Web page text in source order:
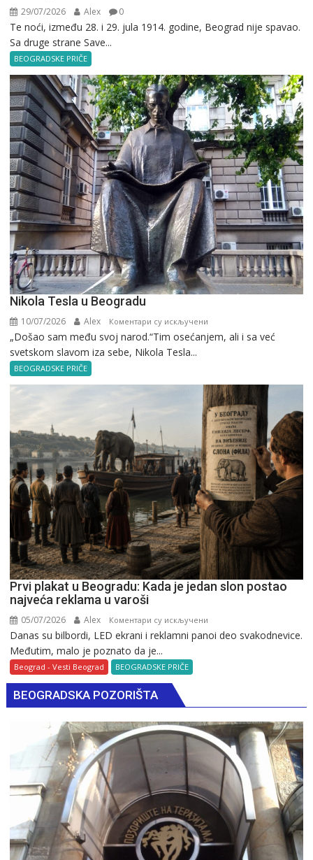
29/07/2026 Alex 0
Te noći, između 28. i 29. jula 1914. godine, Beograd nije spavao.
Sa druge strane Save...
BEOGRADSKE PRIČE
Nikola Tesla u Beogradu
10/07/2026 Alex Коментари су искључени
Nikola
Beogradu
„Došao sam među svoj narod.“Tim osećanjem, ali i sa već
svetskom slavom iza sebe, Nikola Tesla...
BEOGRADSKE PRIČE
Prvi plakat u Beogradu: Kada je jedan slon postao
najveća reklama u varoši
05/07/2026 Alex Коментари су искључени
Prvi
jedan
slon
postao
najveća
reklama
u
varoši
Danas su bilbordi, LED ekrani i reklamni panoi deo svakodnevice.
Međutim, malo je poznato da je...
Beograd - Vesti Beograd BEOGRADSKE PRIČE
BEOGRADSKA POZORIŠTA